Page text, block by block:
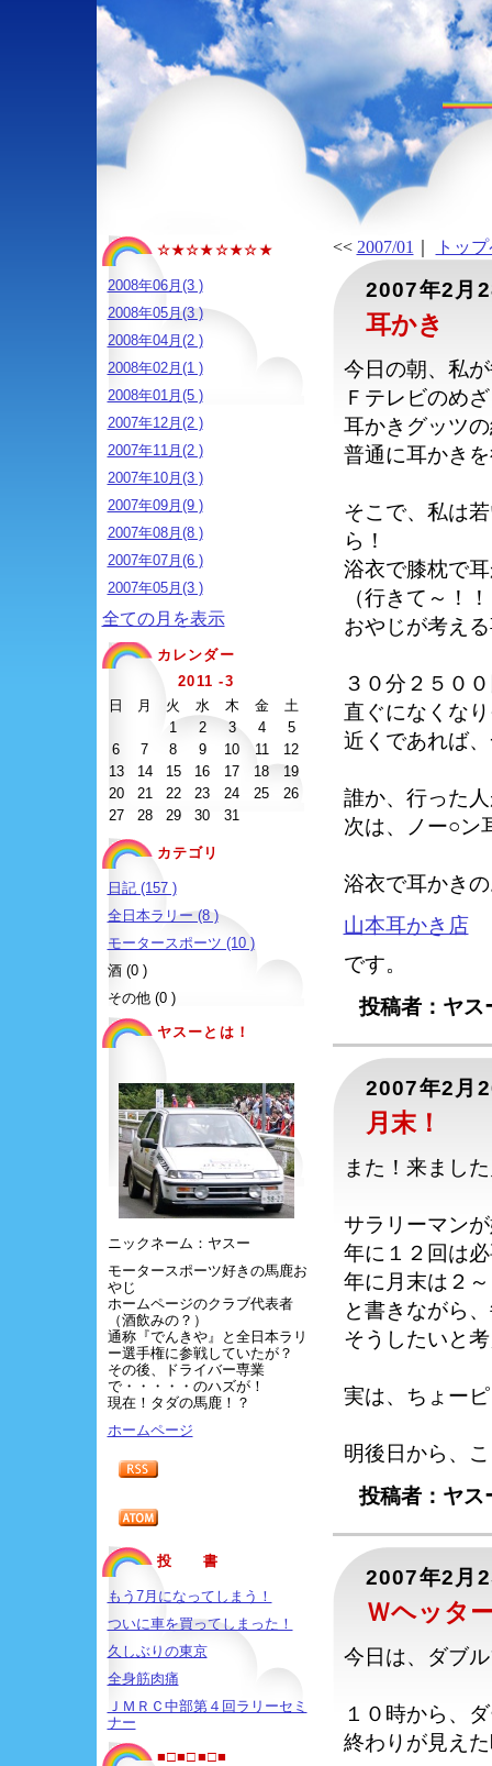
☆★☆★☆★☆★
2008年06月(3 )
2008年05月(3 )
2008年04月(2 )
2008年02月(1 )
2008年01月(5 )
2007年12月(2 )
2007年11月(2 )
2007年10月(3 )
2007年09月(9 )
2007年08月(8 )
2007年07月(6 )
2007年05月(3 )
全ての月を表示
カレンダー
2011 -3
日
月 火 水 木 金
土
1
2 3 4
5
6
7 8 9 10 11
12
13
14 15 16 17 18
19
20
21 22 23 24 25
26
27
28 29 30 31
カテゴリ
日記 (157 )
全日本ラリー (8 )
モータースポーツ (10 )
酒 (0 )
その他 (0 )
ヤスーとは！
ニックネーム：ヤスー
モータースポーツ好きの馬鹿お
やじ
ホームページのクラブ代表者
（酒飲みの？）
通称『でんきや』と全日本ラリ
ー選手権に参戦していたが？
その後、ドライバー専業
で・・・・・のハズが！
現在！タダの馬鹿！？
ホームページ
投 書
もう7月になってしまう！
ついに車を買ってしまった！
久しぶりの東京
全身筋肉痛
ＪＭＲＣ中部第４回ラリーセミ
ナー
■□■□■□■
<< 2007/01 トッ
2007年2月
耳かき
今日の朝、私
Ｆテレビのめ
耳かきグッツ
普通に耳かき
そこで、私は
ら！
浴衣で膝枕で
（行きて～！
おやじが考え
３０分２５０
直ぐになくな
近くであれば
誰か、行った
次は、ノー○ン
浴衣で耳かき
山本耳かき店
です。
投稿者：ヤ
2007年2月
月末！
また！来まし
サラリーマン
年に１２回は
年に月末は２
と書きながら
そうしたいと
実は、ちょー
明後日から、
投稿者：ヤ
2007年2月
Ｗヘッタ
今日は、ダブ
１０時から、
終わりが見え